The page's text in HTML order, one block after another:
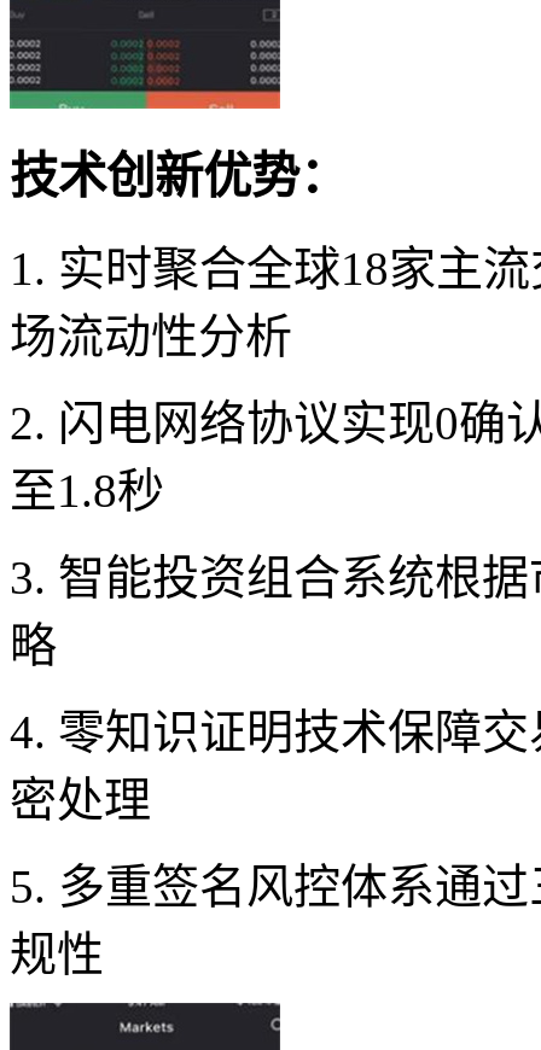
技术创新优势：
1. 实时聚合全球18家主
场流动性分析
2. 闪电网络协议实现0确
至1.8秒
3. 智能投资组合系统根
略
4. 零知识证明技术保障
密处理
5. 多重签名风控体系通
规性